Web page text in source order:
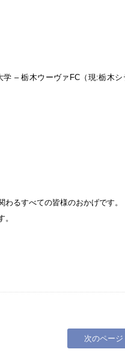
– 栃木ウーヴァFC（現:栃木シ
るすべての皆様のおかげです。
次のページ